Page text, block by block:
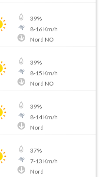
39%
8-16Km/h
Nord NO
39%
8-15 Km/h
Nord NO
39%
8-14Km/h
Nord
37%
7-13 Km/h
Nord